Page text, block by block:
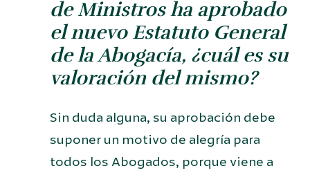
de Ministros ha aprobado
el nuevo Estatuto General
de la Abogacía, ¿cuál es su
valoración del mismo?
Sin duda alguna, su aprobación debe
suponer un motivo de alegría para
todos los Abogados, porque viene a